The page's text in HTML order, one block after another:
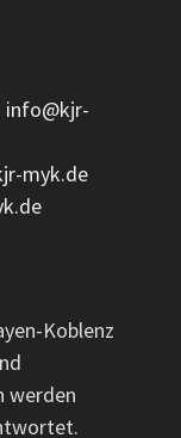
info@kjr-
myk.de
Koblenz
werden